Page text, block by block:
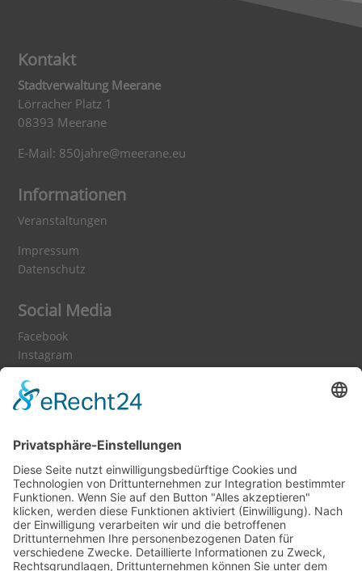
Kontakt
Stadtverwaltung Meerane
Lörracher Platz 1
08393 Meerane
E-Mail: 850jahre@meerane.eu
Informationen
Veranstaltungen
Impressum
Datenschutz
Social Media
Facebook
Instagram
Podcast
Wir danken allen Sponsoren und
Spendern: